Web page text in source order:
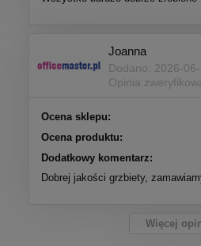
Joanna
Dodano: 2026-
Opinia
Ocena sklepu:
Ocena produktu:
Dodatkowy komentarz:
Dobrej jakości grzbiety,
Więcej